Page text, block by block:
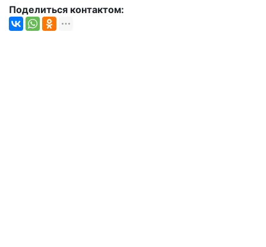
Поделиться контактом: